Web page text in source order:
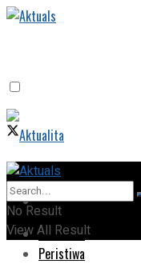
Home
Peristiwa
Home
Peristiwa
No Result
View All Result